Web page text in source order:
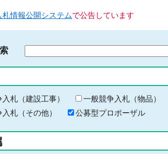
札情報公開システムで公告しています
る
キ
ー
ー
札（建設工事） 一般競争入札（物品）
札（その他）
公募型プロポーザル